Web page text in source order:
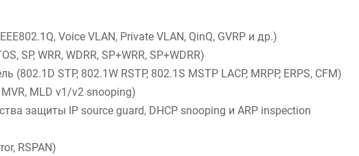
Voice VLAN, Private VLAN, QinQ, GVRP и др.)
SP, WRR, WDRR, SP+WRR, SP+WDRR)
STP, 802.1W RSTP, 802.1S MSTP LACP, MRPP, ERPS, CFM)
MLD v1/v2 snooping)
защиты IP source guard, DHCP snooping и ARP inspection
RSPAN)